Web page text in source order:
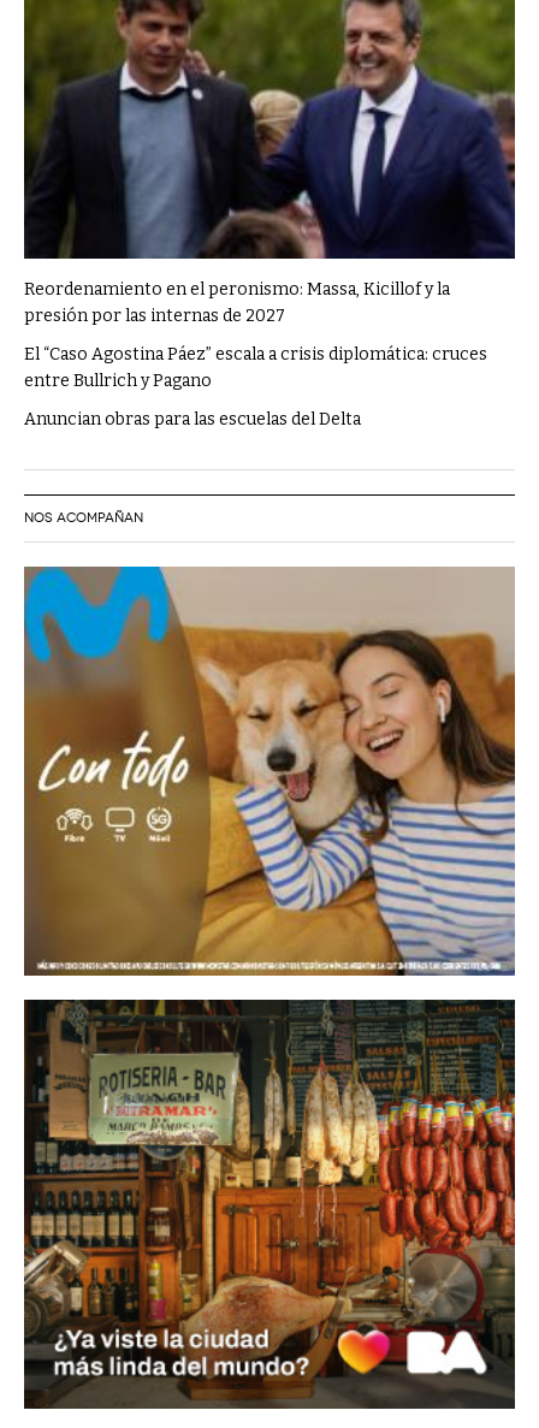
Reordenamiento en el peronismo: Massa, Kicillof y la
presión por las internas de 2027
El “Caso Agostina Páez” escala a crisis diplomática: cruces
entre Bullrich y Pagano
Anuncian obras para las escuelas del Delta
NOS ACOMPAÑAN